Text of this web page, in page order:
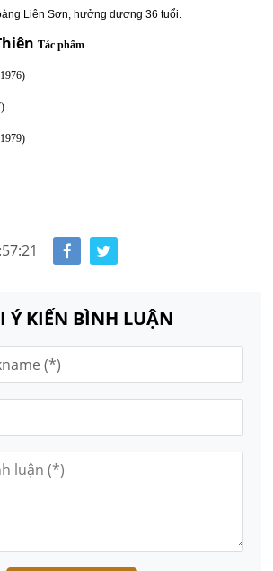
Liên Sơn, hưởng dương 36 tuổi.
Tác phẩm
Ý KIẾN BÌNH LUẬN